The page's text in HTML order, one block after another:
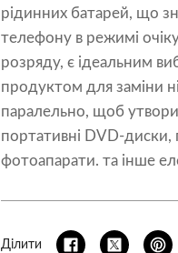
рідинних батарей, що
телефону в режимі
розряду, є ідеальним
продуктом для заміни
паралельно, щоб
портативні DVD-диски,
фотоапарати. та інше
Ділити